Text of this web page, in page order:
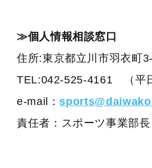
≫個人情報相談窓口
住所:東京都立川市羽衣町
TEL:042-525-4161 （平
e-mail：
責任者：スポーツ事業部長